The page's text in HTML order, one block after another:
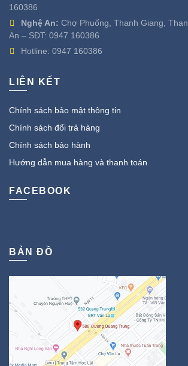
160386
Nghệ An: Chợ Phuống, Thanh Giang,
An – SĐT: 0947 160386
Hotline: 0947 160386
LIÊN KẾT
Chính sách bảo mật thông tin
Chính sách đổi trả hàng
Chính sách bảo hành
Hướng dẫn mua hàng và thanh toán
FACEBOOK
BẢN ĐỒ